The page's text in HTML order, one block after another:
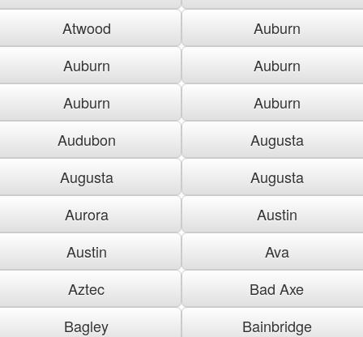
Atwood
Auburn
Auburn
Auburn
Auburn
Auburn
Audubon
Augusta
Augusta
Augusta
Aurora
Austin
Austin
Ava
Aztec
Bad Axe
Bagley
Bainbridge